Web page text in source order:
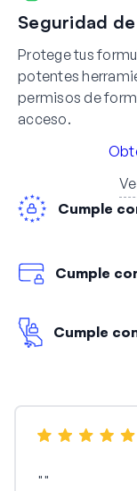
Seguridad
Protege tus
potentes
permisos de
acceso.
Cumple
Cumple
Cumple
""